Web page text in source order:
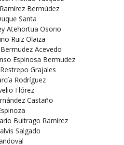
Bermúdez
Santa
Atehortua Osorio
Ruiz Olaiza
Acevedo
Espinosa Bermudez
Grajales
Rodríguez
Flórez
Castaño
Buitrago Ramírez
Salgado